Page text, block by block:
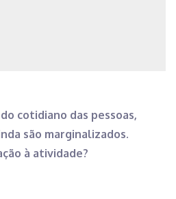
cotidiano das pessoas,
são marginalizados.
à atividade?